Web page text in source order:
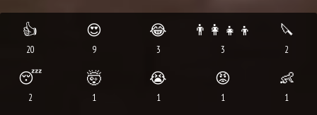
👍
20
😍
9
😂
3
👨‍👩‍👧‍👦
3
🔪
2
😴
2
🤯
1
😭
1
😡
1
👶
1